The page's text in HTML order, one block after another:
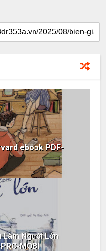
ebook PDF-
Làm Người Lớn
MOBI